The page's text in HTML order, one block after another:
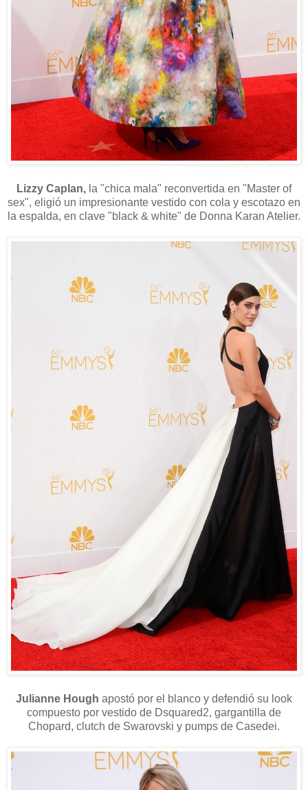
Lizzy Caplan, la "chica mala" reconvertida en "Master of
sex", eligió un impresionante vestido con cola y escotazo en
la espalda, en clave "black & white" de Donna Karan Atelier.
Julianne Hough apostó por el blanco y defendió su look
compuesto por vestido de Dsquared2, gargantilla de
Chopard, clutch de Swarovski y pumps de Casedei.